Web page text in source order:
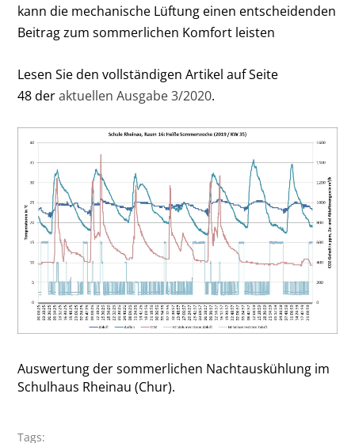
kann die mechanische Lüftung einen entscheidenden
Beitrag zum sommerlichen Komfort leisten
Lesen Sie den vollständigen Artikel auf Seite
48 deraktuellen Ausgabe 3/2020.
Auswertung der sommerlichen Nachtauskühlung im
Schulhaus Rheinau (Chur).
Tags: